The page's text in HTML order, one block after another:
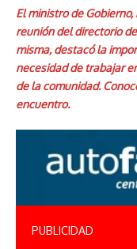
El ministro de
reunión del directorio
misma, destacó la
necesidad de trabajar
de la comunidad.
encuentro.
PUBLICIDAD